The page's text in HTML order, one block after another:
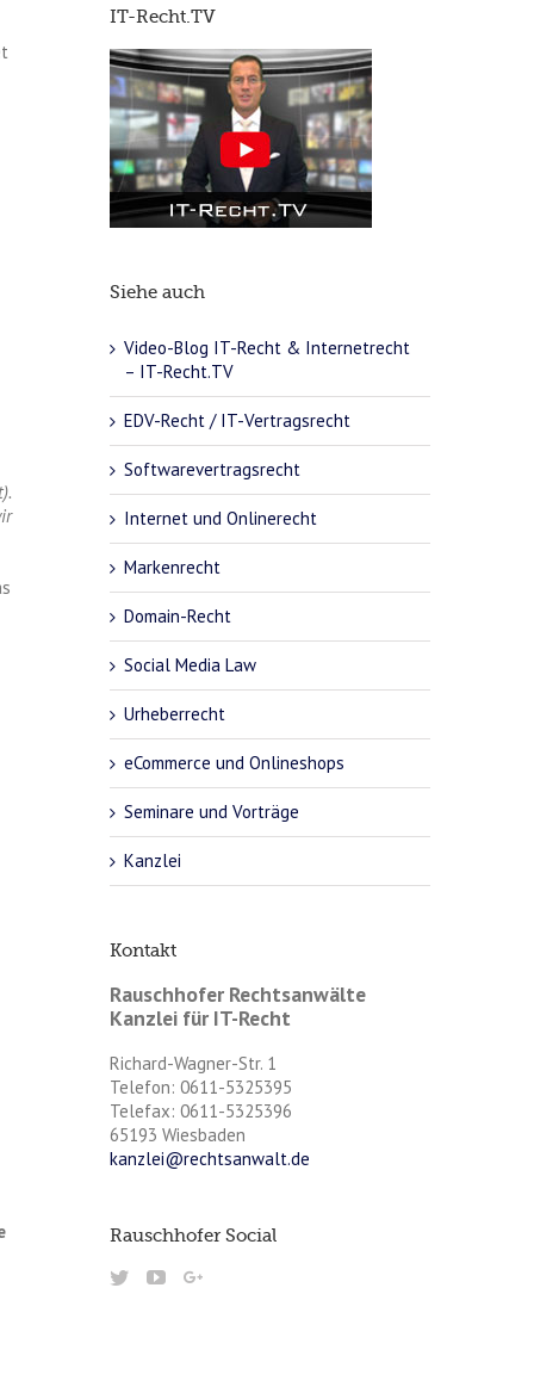
IT-Recht.TV
Siehe auch
Video-Blog IT-Recht & Internetrecht
– IT-Recht.TV
EDV-Recht / IT-Vertragsrecht
Softwarevertragsrecht
Internet und Onlinerecht
Markenrecht
Domain-Recht
Social Media Law
Urheberrecht
eCommerce und Onlineshops
Seminare und Vorträge
Kanzlei
Kontakt
Rauschhofer Rechtsanwälte
Kanzlei für IT-Recht
Richard-Wagner-Str. 1
Telefon: 0611-5325395
Telefax: 0611-5325396
65193 Wiesbaden
kanzlei@rechtsanwalt.de
Rauschhofer Social